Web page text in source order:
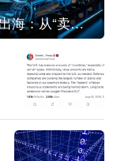
中国汽车出海：从“卖出去”到“走进去”